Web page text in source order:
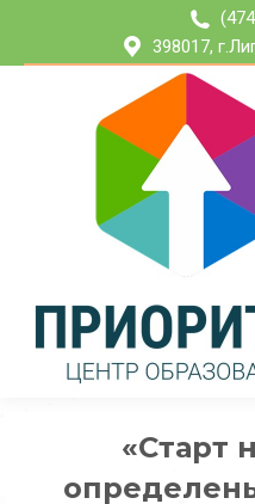
398017,
«Старт